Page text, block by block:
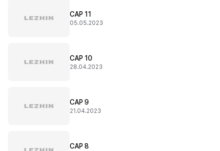
CAP 11
05.05.2023
CAP 10
28.04.2023
CAP 9
21.04.2023
CAP 8